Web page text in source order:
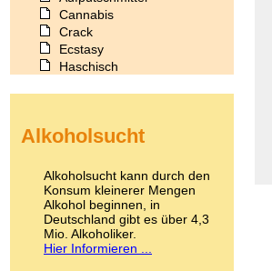
Cannabis
Crack
Ecstasy
Haschisch
Kokain
LSD
Marihuana
Medikamente
Meskalin
Metamphetamin
Methadon
Alkoholsucht
Alkoholsucht kann durch den
Konsum kleinerer Mengen
Alkohol beginnen, in
Deutschland gibt es über 4,3
Mio. Alkoholiker.
Hier Informieren ...